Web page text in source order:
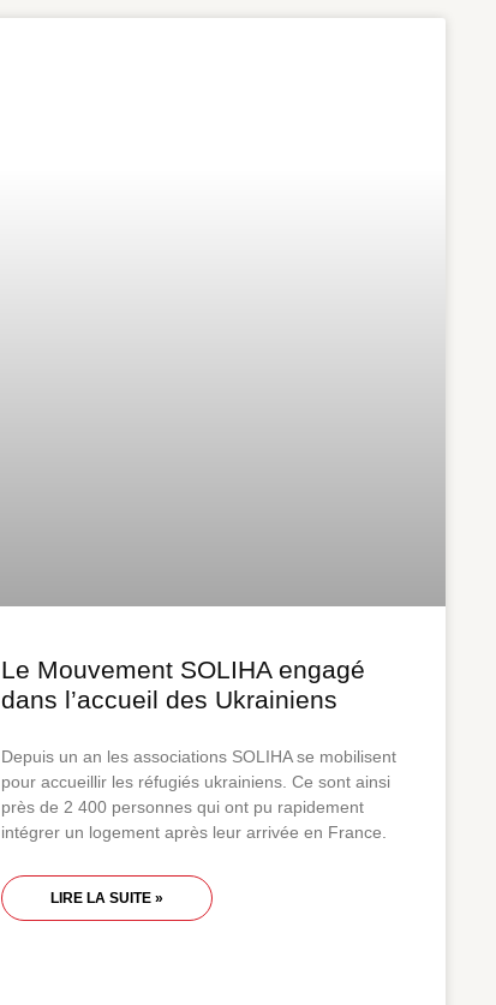
Le Mouvement SOLIHA engagé
dans l’accueil des Ukrainiens
Depuis un an les associations SOLIHA se mobilisent
pour accueillir les réfugiés ukrainiens. Ce sont ainsi
près de 2 400 personnes qui ont pu rapidement
intégrer un logement après leur arrivée en France.
LIRE LA SUITE »